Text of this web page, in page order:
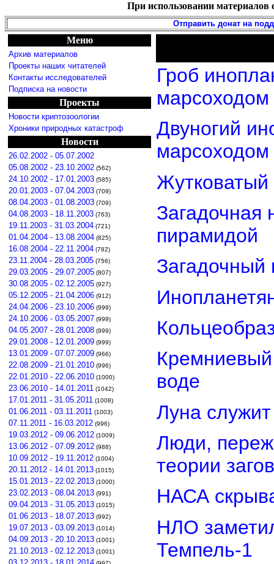
При использовании материалов
Отправить донат на
Меню
Архив материалов
Проекты наших читателей
Контакты исследователей
Подписка на новости
Проекты
Новости криптозоологии
Хроники природных катастроф
Новости
26.02.2002 - 05.07.2002
05.08.2002 - 23.10.2002 (562)
24.10.2002 - 17.01.2003 (585)
20.01.2003 - 07.04.2003 (709)
08.04.2003 - 01.08.2003 (709)
04.08.2003 - 18.11.2003 (763)
19.11.2003 - 31.03.2004 (721)
01.04.2004 - 13.08.2004 (825)
16.08.2004 - 22.11.2004 (782)
23.11.2004 - 28.03.2005 (756)
29.03.2005 - 29.07.2005 (807)
30.08.2005 - 02.12.2005 (927)
05.12.2005 - 21.04.2006 (912)
24.04.2006 - 23.10.2006 (999)
24.10.2006 - 03.05.2007 (999)
04.05.2007 - 28.01.2008 (999)
29.01.2008 - 12.01.2009 (999)
13.01.2009 - 07.07.2009 (966)
22.08.2009 - 21.01.2010 (996)
22.01.2010 - 22.06.2010 (1000)
23.06.2010 - 14.01.2011 (1042)
17.01.2011 - 31.05.2011 (1008)
01.06.2011 - 03.11.2011 (1003)
07.11.2011 - 16.03.2012 (996)
19.03.2012 - 09.06.2012 (1009)
13.06.2012 - 07.09.2012 (988)
10.09.2012 - 19.11.2012 (1004)
20.11.2012 - 14.01.2013 (1015)
15.01.2013 - 22.02.2013 (1000)
23.02.2013 - 08.04.2013 (991)
09.04.2013 - 31.05.2013 (1015)
01.06.2013 - 18.07.2013 (992)
19.07.2013 - 03.09.2013 (1014)
04.09.2013 - 20.10.2013 (1001)
21.10.2013 - 02.12.2013 (1001)
Гроб
марсоходом
Двуногий
марсоходом
Загадочная
пирамидой
воде
Луна
Люди,
теории
НАСА
НЛО
Темпель-1